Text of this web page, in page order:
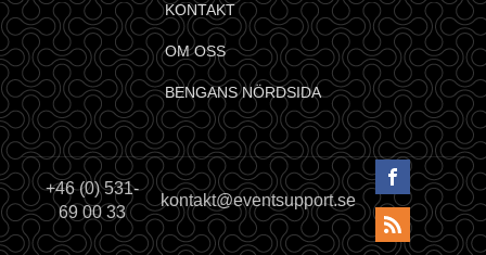
KONTAKT
OM OSS
BENGANS NÖRDSIDA
+46 (0) 531-
69 00 33
kontakt@eventsupport.se